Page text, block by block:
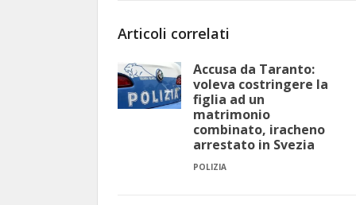
Articoli correlati
Accusa da Taranto:
voleva costringere la
figlia ad un
matrimonio
combinato, iracheno
arrestato in Svezia
POLIZIA